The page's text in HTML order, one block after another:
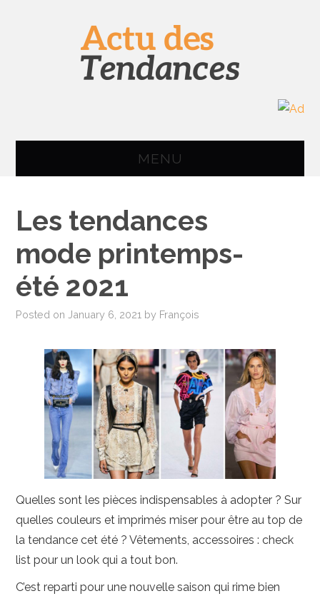
MENU
IMAGE & SON
INFORMATIQUE
MAISON-DECO
JARDIN-EXTERIEUR
Les tendances
mode printemps-
été 2021
Posted on January 6, 2021 by François
Quelles sont les pièces indispensables à adopter ? Sur
quelles couleurs et imprimés miser pour être au top de
la tendance cet été ? Vêtements, accessoires : check
list pour un look qui a tout bon.
C’est reparti pour une nouvelle saison qui rime bien